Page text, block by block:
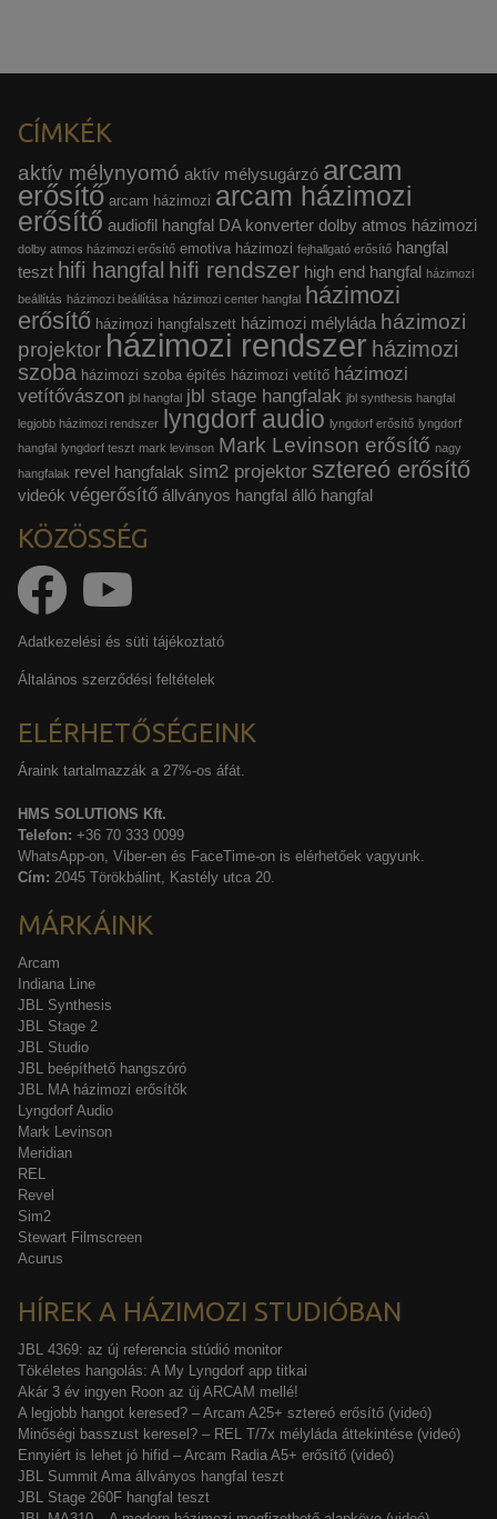
CÍMKÉK
aktív mélynyomó aktív mélysugárzó arcam
erősítő arcam házimozi arcam házimozi
erősítő audiofil hangfal DA konverter dolby atmos házimozi
dolby atmos házimozi erősítő emotiva házimozi fejhallgató erősítő hangfal
teszt hifi hangfal hifi rendszer high end hangfal házimozi
beállítás házimozi beállítása házimozi center hangfal házimozi
erősítő házimozi hangfalszett házimozi mélyláda házimozi
projektor házimozi rendszer házimozi
szoba házimozi szoba építés házimozi vetítő házimozi
vetítővászon jbl hangfal jbl stage hangfalak jbl synthesis hangfal
legjobb házimozi rendszer lyngdorf audio lyngdorf erősítő lyngdorf
hangfal lyngdorf teszt mark levinson Mark Levinson erősítő nagy
hangfalak revel hangfalak sim2 projektor sztereó erősítő
videók végerősítő állványos hangfal álló hangfal
KÖZÖSSÉG
Adatkezelési és süti tájékoztató
Általános szerződési feltételek
ELÉRHETŐSÉGEINK
Áraink tartalmazzák a 27%-os áfát.
HMS SOLUTIONS Kft.
Telefon: +36 70 333 0099
WhatsApp-on, Viber-en és FaceTime-on is elérhetőek vagyunk.
Cím: 2045 Törökbálint, Kastély utca 20.
MÁRKÁINK
Arcam
Indiana Line
JBL Synthesis
JBL Stage 2
JBL Studio
JBL beépíthető hangszóró
JBL MA házimozi erősítők
Lyngdorf Audio
Mark Levinson
Meridian
REL
Revel
Sim2
Stewart Filmscreen
Acurus
HÍREK A HÁZIMOZI STUDIÓBAN
JBL 4369: az új referencia stúdió monitor
Tökéletes hangolás: A My Lyngdorf app titkai
Akár 3 év ingyen Roon az új ARCAM mellé!
A legjobb hangot keresed? – Arcam A25+ sztereó erősítő (videó)
Minőségi basszust keresel? – REL T/7x mélyláda áttekintése (videó)
Ennyiért is lehet jó hifid – Arcam Radia A5+ erősítő (videó)
JBL Summit Ama állványos hangfal teszt
JBL Stage 260F hangfal teszt